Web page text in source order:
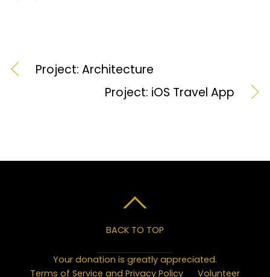
Project: Architecture
Project: iOS Travel App
BACK TO TOP
Your donation is greatly appreciated.
Terms of Service and Privacy Policy
Volunteer